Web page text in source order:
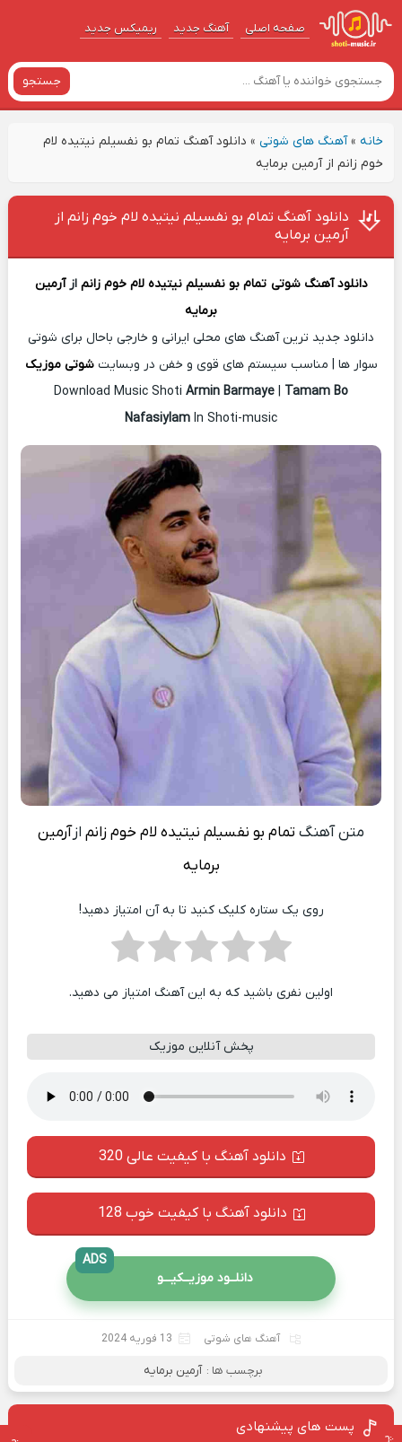
صفحه اصلی آهنگ‌ جدید ریمیکس جدید
جستجو
خانه»آهنگ های شوتی» دانلود آهنگ تمام بو نفسیلم نیتیده لام
خوم زانم از آرمین برمایه
دانلود آهنگ تمام بو نفسیلم نیتیده لام خوم زانم از
آرمین برمایه
دانلود آهنگ شوتی تمام بو نفسیلم نیتیده لام خوم زانم ازآرمین
برمایه
دانلود جدید ترین آهنگ های محلی ایرانی و خارجی باحال برای شوتی
سوار ها | مناسب سیستم های قوی و خفن در وبسایتشوتی موزیک
Download Music Shoti Armin Barmaye
Tamam Bo
Nafasiylam In Shoti-music
متن آهنگ تمام بو نفسیلم نیتیده لام خوم زانم ازآرمین
برمایه
روی یک ستاره کلیک کنید تا به آن امتیاز دهید!
اولین نفری باشید که به این آهنگ امتیاز می دهید.
پخش آنلاین موزیک
دانلود آهنگ با کیفیت عالی 320
دانلود آهنگ با کیفیت خوب 128
دانلــود موزیــکیـــو
ADS
آهنگ های شوتی 13 فوریه 2024
برچسب ها : آرمین برمایه
پست های پیشنهادی